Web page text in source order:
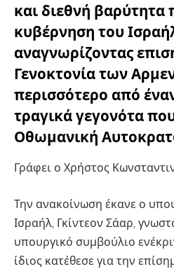
και διεθνή
κυβέρνηση του
αναγνωρίζοντας
Γενοκτονία των
περισσότερο από
τραγικά γεγονότα
Οθωμανική
Γράφει ο Χρήστος
Την ανακοίνωση έκανε ο
Ισραήλ, Γκίντεον Σάαρ,
υπουργικό συμβούλιο
ίδιος κατέθεσε για την